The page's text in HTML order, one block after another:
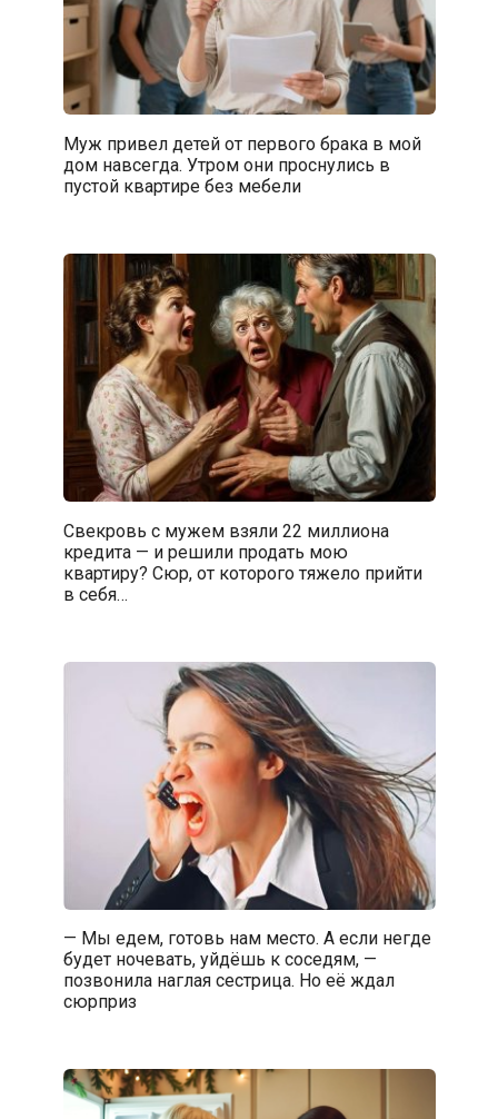
Муж привел детей от первого брака в мой
дом навсегда. Утром они проснулись в
пустой квартире без мебели
Свекровь с мужем взяли 22 миллиона
кредита — и решили продать мою
квартиру? Сюр, от которого тяжело прийти
в себя…
— Мы едем, готовь нам место. А если негде
будет ночевать, уйдёшь к соседям, —
позвонила наглая сестрица. Но её ждал
сюрприз